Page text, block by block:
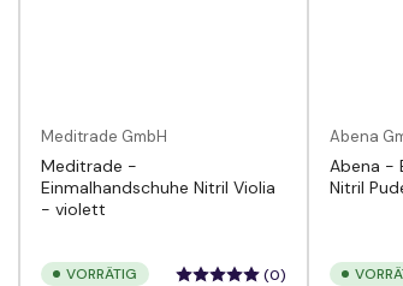
Meditrade GmbH
Meditrade -
Einmalhandschuhe Nitril Violia
- violett
VORRÄTIG (0)
Abena
Abena -
Nitril